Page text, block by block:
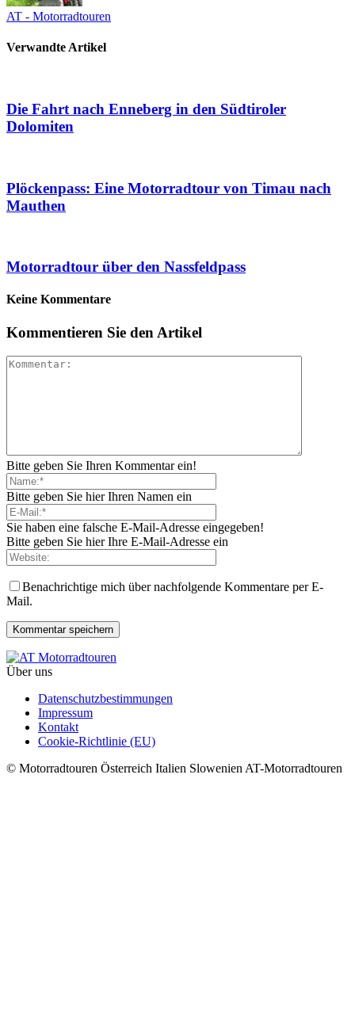
AT - Motorradtouren
Verwandte Artikel
Die Fahrt nach Enneberg in den Südtiroler
Dolomiten
Plöckenpass: Eine Motorradtour von Timau nach
Mauthen
Motorradtour über den Nassfeldpass
Keine Kommentare
Kommentieren Sie den Artikel
Bitte geben Sie Ihren Kommentar ein!
Bitte geben Sie hier Ihren Namen ein
Sie haben eine falsche E-Mail-Adresse eingegeben!
Bitte geben Sie hier Ihre E-Mail-Adresse ein
Benachrichtige mich über nachfolgende Kommentare per E-
Mail.
Über uns
Datenschutzbestimmungen
Impressum
Kontakt
Cookie-Richtlinie (EU)
© Motorradtouren Österreich Italien Slowenien AT-Motorradtouren